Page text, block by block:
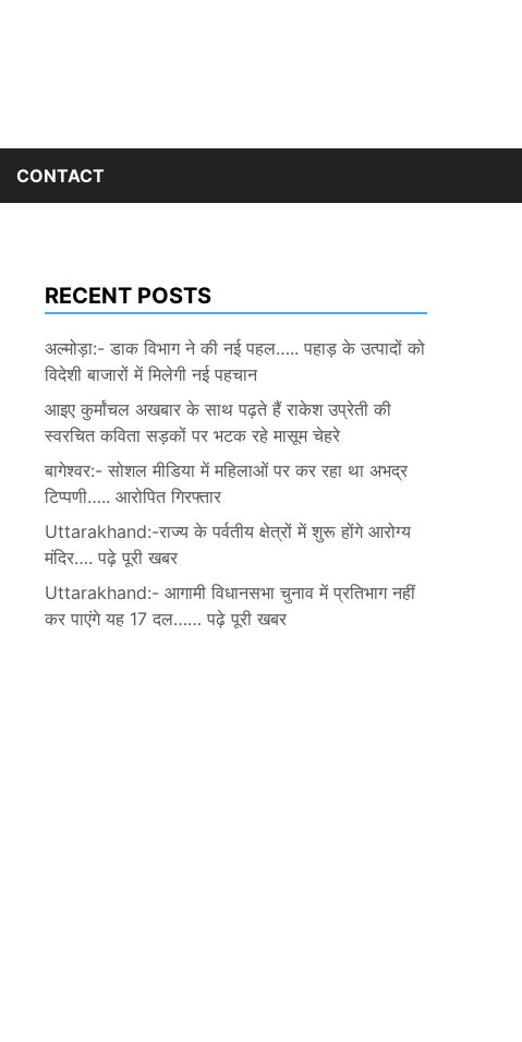
CONTACT
RECENT POSTS
अल्मोड़ा:- डाक विभाग ने की नई पहल….. पहाड़ के उत्पादों को
विदेशी बाजारों में मिलेगी नई पहचान
आइए कुर्मांचल अखबार के साथ पढ़ते हैं राकेश उप्रेती की
स्वरचित कविता सड़कों पर भटक रहे मासूम चेहरे
बागेश्वर:- सोशल मीडिया में महिलाओं पर कर रहा था अभद्र
टिप्पणी….. आरोपित गिरफ्तार
Uttarakhand:-राज्य के पर्वतीय क्षेत्रों में शुरू होंगे आरोग्य
मंदिर…. पढ़े पूरी खबर
Uttarakhand:- आगामी विधानसभा चुनाव में प्रतिभाग नहीं
कर पाएंगे यह 17 दल…… पढ़े पूरी खबर